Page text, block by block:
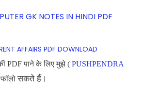
GK NOTES IN HINDI PDF
AFFAIRS PDF DOWNLOAD
PDF पाने के लिए मुझे ( PUSHPENDRA
सकते हैं।